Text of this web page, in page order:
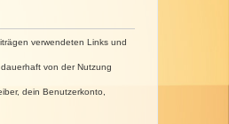
verwendeten Links und
von der Nutzung
dein Benutzerkonto,